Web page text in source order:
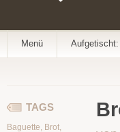
Menü Aufgetischt:
TAGS
Baguette, Brot,